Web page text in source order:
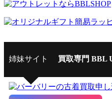
姉妹サイト 買取専門 BBL